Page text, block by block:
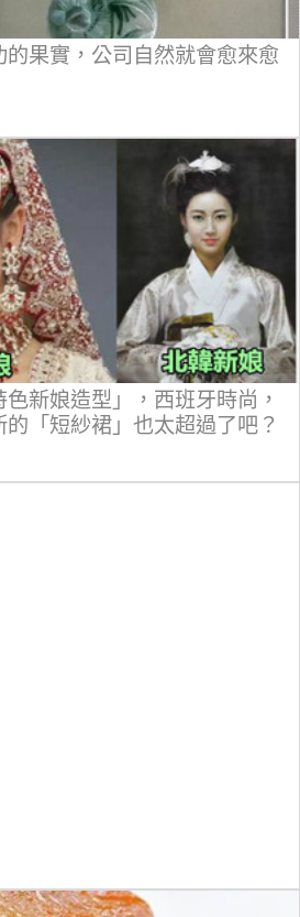
果實，公司自然就會愈來愈
新娘造型」，西班牙時尚，
「短紗裙」也太超過了吧？